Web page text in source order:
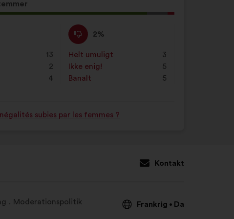
13
2
4
Ikke
enig
:
2%
Dette
forslag
er
kvalificeret
som:
Helt umuligt
: 3
gang
Ikke enig!
5
gang
Banalt
: 5
gang
subies par les femmes ?
Kontakt
Moderationspolitik Frankrig • Da